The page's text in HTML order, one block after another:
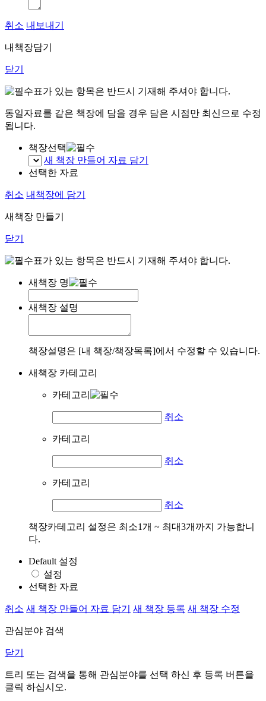
취소 내보내기
내책장담기
닫기
표가 있는 항목은 반드시 기재해 주셔야 합니다.
동일자료를 같은 책장에 담을 경우 담은 시점만 최신으로 수정
됩니다.
책장선택
새 책장 만들어 자료 담기
선택한 자료
취소 내책장에 담기
새책장 만들기
닫기
표가 있는 항목은 반드시 기재해 주셔야 합니다.
새책장 명
새책장 설명
책장설명은 [내 책장/책장목록]에서 수정할 수 있습니다.
새책장 카테고리
카테고리
취소
카테고리
취소
카테고리
취소
책장카테고리 설정은 최소1개 ~ 최대3개까지 가능합니
다.
Default 설정
설정
선택한 자료
취소 새 책장 만들어 자료 담기 새 책장 등록 새 책장 수정
관심분야 검색
닫기
트리 또는 검색을 통해 관심분야를 선택 하신 후 등록 버튼을
클릭 하십시오.